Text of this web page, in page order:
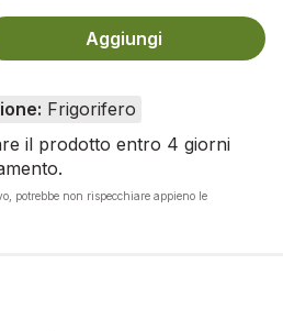
Aggiungi
Frigorifero
il prodotto entro 4 giorni
potrebbe non rispecchiare appieno le